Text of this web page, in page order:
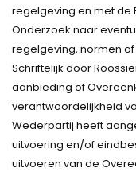
regelgeving en met de
Onderzoek naar
regelgeving, normen
Schriftelijk door
aanbieding of
verantwoordelijkheid
Wederpartij heeft
uitvoering en/of
uitvoeren van de